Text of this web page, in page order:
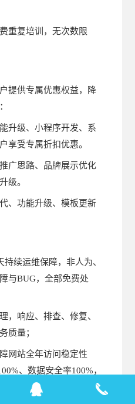
重复培训，无次数限
提供专属优惠权益，降
升级、小程序开发、系
享受专属折扣优惠。
广思路、品牌展示优化
级。
、功能升级、模板更新
续运维保障，非人为、
与BUG，全部免费处
，响应、排查、修复、
质量；
网站全年访问稳定性
、数据安全率100%，
定运营与持续获客。